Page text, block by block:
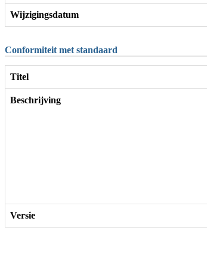
Wijzigingsdatum
Conformiteit met standaard
Titel
Beschrijving
Versie